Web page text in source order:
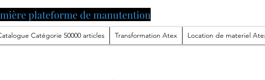
Catégorie 50000 articles Transformation Atex Location de materiel
plateforme de manutention